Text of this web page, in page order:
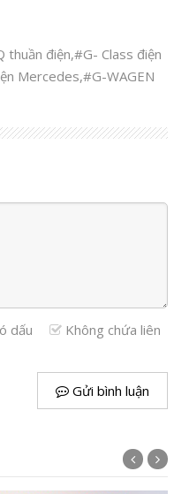
thuần điện,#G- Class điện
Mercedes,#G-WAGEN
dấu
Không chứa liên
Gửi bình luận